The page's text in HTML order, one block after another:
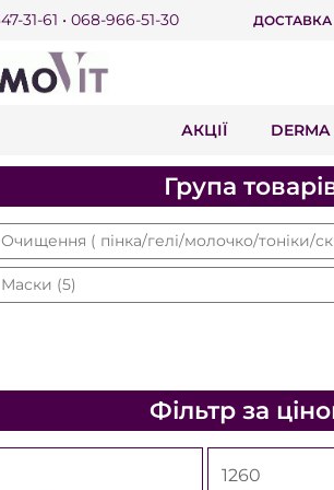
31-61 • 068-966-51-30
АКЦІЇ DERMA
Група
Очищення ( пінка/гелі/молочко/тоніки/
Маски (5)
Фільтр за